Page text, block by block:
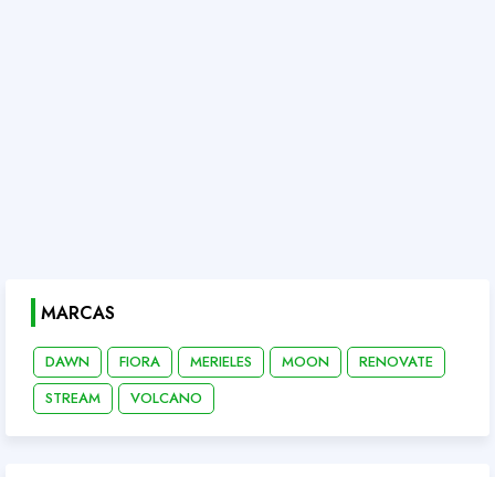
MARCAS
DAWN FIORA MERIELES MOON
RENOVATE
STREAM
VOLCANO